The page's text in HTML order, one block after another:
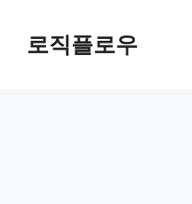
content로직플로우